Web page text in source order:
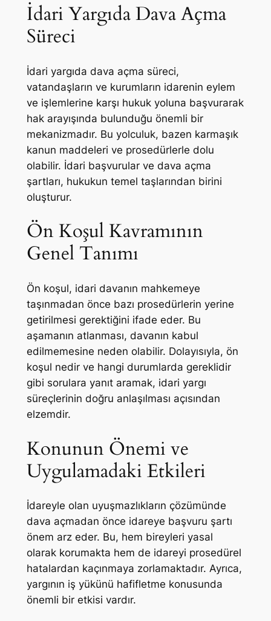
İdari Yargıda Dava Açma
Süreci
İdari yargıda dava açma süreci,
vatandaşların ve kurumların idarenin eylem
ve işlemlerine karşı hukuk yoluna başvurarak
hak arayışında bulunduğu önemli bir
mekanizmadır. Bu yolculuk, bazen karmaşık
kanun maddeleri ve prosedürlerle dolu
olabilir. İdari başvurular ve dava açma
şartları, hukukun temel taşlarından birini
oluşturur.
Ön Koşul Kavramının
Genel Tanımı
Ön koşul, idari davanın mahkemeye
taşınmadan önce bazı prosedürlerin yerine
getirilmesi gerektiğini ifade eder. Bu
aşamanın atlanması, davanın kabul
edilmemesine neden olabilir. Dolayısıyla, ön
koşul nedir ve hangi durumlarda gereklidir
gibi sorulara yanıt aramak, idari yargı
süreçlerinin doğru anlaşılması açısından
elzemdir.
Konunun Önemi ve
Uygulamadaki Etkileri
İdareyle olan uyuşmazlıkların çözümünde
dava açmadan önce idareye başvuru şartı
önem arz eder. Bu, hem bireyleri yasal
olarak korumakta hem de idareyi prosedürel
hatalardan kaçınmaya zorlamaktadır. Ayrıca,
yargının iş yükünü hafifletme konusunda
önemli bir etkisi vardır.